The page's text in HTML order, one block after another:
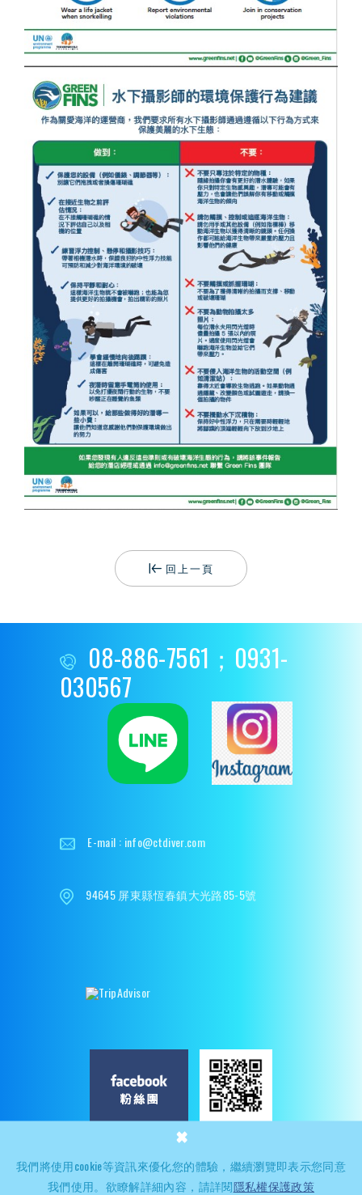
我們將使用cookie等資訊來優化您的體驗，繼續瀏覽即表示您同意
我們使用。欲瞭解詳細內容，請詳閱隱私權保護政策
×
回上一頁
08-886-7561；0931-
030567
E-mail : info@ctdiver.com
94645 屏東縣恆春鎮大光路85-5號
Copyright © 2023-2028 | CTdiver - 瑞宜潛水有限公司 網頁設計│ 多
米諾